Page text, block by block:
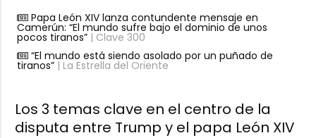
Papa León XIV lanza contundente mensaje en
Camerún: “El mundo sufre bajo el dominio de unos
pocos tiranos”| Clave 300
“El mundo está siendo asolado por un puñado de
tiranos”| La Estrella del Oriente
Los 3 temas clave en el centro de la
disputa entre Trump y el papa León XIV